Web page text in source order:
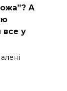
А
вcе у